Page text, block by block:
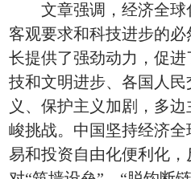
文章强调，经济全球
客观要求和科技进步的
长提供了强劲动力，促
技和文明进步、各国人
义、保护主义加剧，多
峻挑战。中国坚持经济
易和投资自由化便利化，